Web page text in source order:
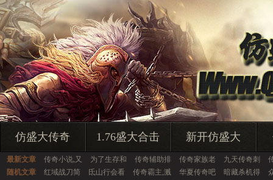
仿盛大传奇 1.76盛大合击 新开仿盛大
最新文章 传奇小说,又 为了生存和 传奇辅助排 传奇家族老 九天传奇刺
随机文章
红域战刀简 氐山行会看 传奇霸主,溅 华夏传奇吧 暗藏杀机得